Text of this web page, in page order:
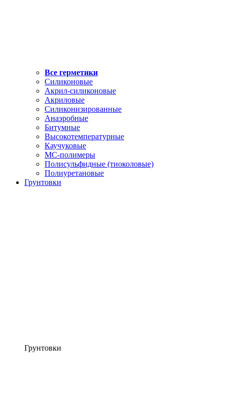
Все герметики
Силиконовые
Акрил-силиконовые
Акриловые
Силиконизированные
Анаэробные
Битумные
Высокотемпературные
Каучуковые
МС-полимеры
Полисульфидные (тиоколовые)
Полиуретановые
Грунтовки
Грунтовки